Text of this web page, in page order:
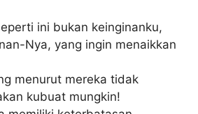
ini bukan keinginanku,
Nya, yang ingin menaikkan
menurut mereka tidak
kubuat mungkin!